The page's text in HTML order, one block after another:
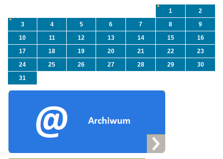
1
2
3
4 5 6 7 8
9
10
11 12 13 14 15
16
17
18 19 20 21 22
23
24
25 26 27 28 29
30
31